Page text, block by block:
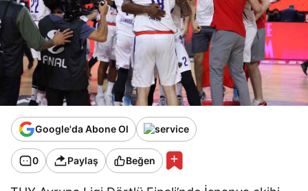
Google'da Abone Ol
0 Paylaş Beğen